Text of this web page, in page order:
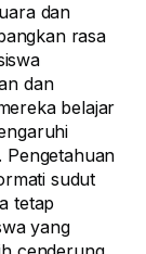
dan
rasa
dan
belajar
Pengetahuan
sudut
tetap
yang